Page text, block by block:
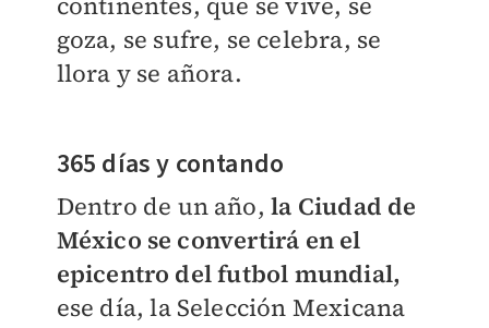
goza, se sufre, se celebra, se
llora y se añora.
365 días y contando
Dentro de un año,la Ciudad de
México se convertirá en el
epicentro del futbol mundial,
ese día, la Selección Mexicana